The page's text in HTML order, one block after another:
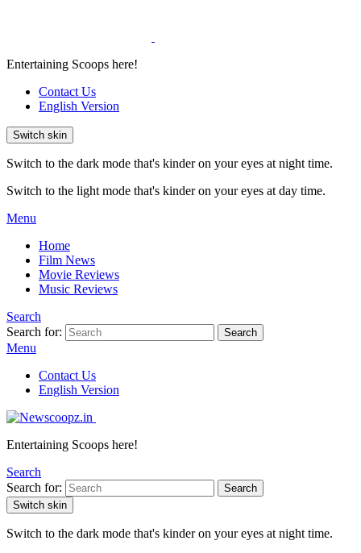
Entertaining Scoops here!
Contact Us
English Version
Switch skin
Switch to the dark mode that's kinder on your eyes at night time.
Switch to the light mode that's kinder on your eyes at day time.
Menu
Home
Film News
Movie Reviews
Music Reviews
Search
Search for:
Search
Menu
Contact Us
English Version
Entertaining Scoops here!
Search
Search for:
Search
Switch skin
Switch to the dark mode that's kinder on your eyes at night time.